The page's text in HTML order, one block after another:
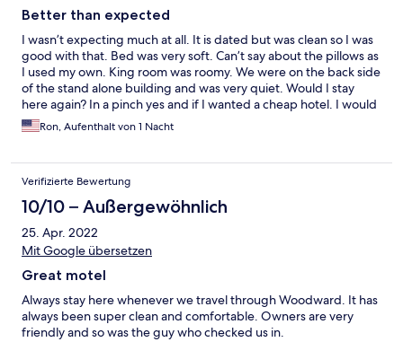
Better than expected
I wasn’t expecting much at all. It is dated but was clean so I was
good with that. Bed was very soft. Can’t say about the pillows as
I used my own. King room was roomy. We were on the back side
of the stand alone building and was very quiet. Would I stay
here again? In a pinch yes and if I wanted a cheap hotel. I would
say overall it was worth the price.
Ron, Aufenthalt von 1 Nacht
Verifizierte Bewertung
10/10 – Außergewöhnlich
25. Apr. 2022
Mit Google übersetzen
Great motel
Always stay here whenever we travel through Woodward. It has
always been super clean and comfortable. Owners are very
friendly and so was the guy who checked us in.